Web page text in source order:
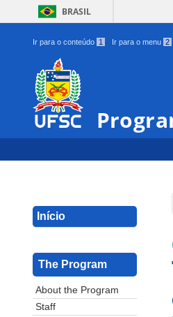
BRASIL
Ir para o conteúdo 1 Ir para o menu 2
Início
The Program
About the Program
Staff